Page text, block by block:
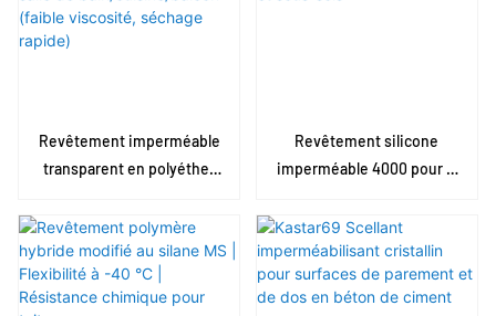
Revêtement imperméable
transparent en polyéther
Durcissement à l'humidité,
écologique, pour salle de
bain/cuisine/balcon (faible
viscosité, séchage rapide)
Revêtement silicone
imperméable 4000 pour la
pénétrations de toitures,
murs et sous-sols